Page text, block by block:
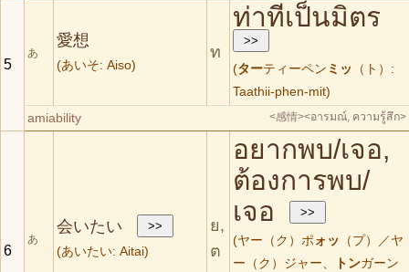
5
あ
愛想
(あいそ: Aiso)
ท
ท่าทีเป็นมิตร
(ターティーペン ミッ （ト）:
Taathii-phen-mit)
amiability <感情><อารมณ์, ความรู้สึก>
6
あ
会いたい
(あいたい: Aitai)
ย,
ต
อยากพบ/เจอ,
ต้องการพบ/
เจอ
(ヤー（ク）ポ ォッ （プ）／ヤ
ー（ク）ジャー、
トンガーン